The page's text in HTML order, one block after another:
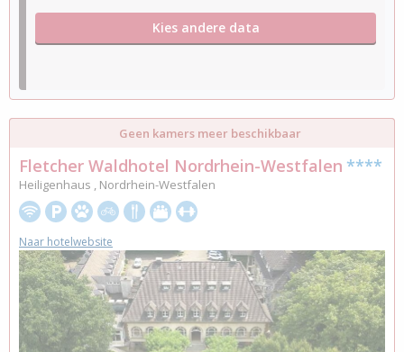
Kies andere data
Geen kamers meer beschikbaar
Fletcher Waldhotel Nordrhein-Westfalen ****
Heiligenhaus , Nordrhein-Westfalen
Naar hotelwebsite